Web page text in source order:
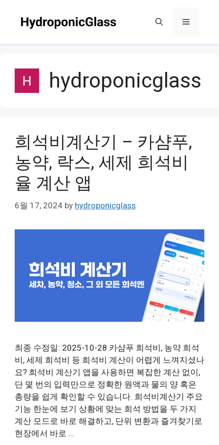
Menu
hydroponicglass
희석비계산기 – 카샴푸,
농약, 락스, 세제 희석비
율 계산 앱
6월 17, 2024 by hydroponicglass
최종 수정일: 2025-10-28 카샴푸 희석비, 농약 희석
비, 세제 희석비 등 희석비 계산이 어렵게 느껴지셨나
요? 희석비 계산기 앱을 사용하면 복잡한 계산 없이,
단 몇 번의 입력만으로 정확한 원액과 물의 양 혹은
총량을 쉽게 확인할 수 있습니다. 희석비계산기 주요
기능 한눈에 보기 상황에 맞는 희석 방법을 두 가지
계산 모드로 바로 해결하고, 단위 변환과 즐겨찾기로
현장에서 바로 …